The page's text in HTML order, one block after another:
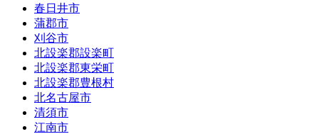
春日井市
蒲郡市
刈谷市
北設楽郡設楽町
北設楽郡東栄町
北設楽郡豊根村
北名古屋市
清須市
江南市